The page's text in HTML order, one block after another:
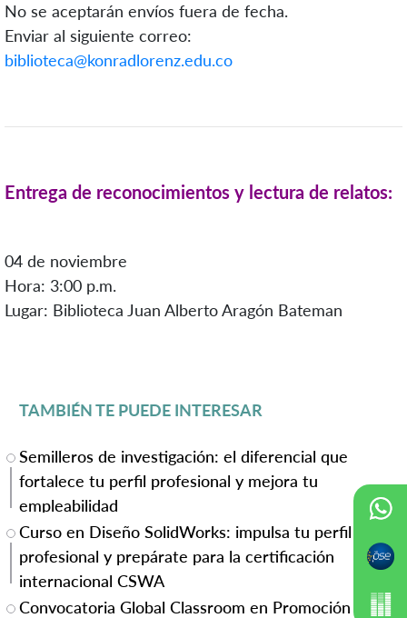
No se aceptarán envíos fuera de fecha.
Enviar al siguiente correo:
biblioteca@konradlorenz.edu.co
Entrega de reconocimientos y lectura de relatos:
04 de noviembre
Hora: 3:00 p.m.
Lugar: Biblioteca Juan Alberto Aragón Bateman
TAMBIÉN TE PUEDE INTERESAR
Semilleros de investigación: el diferencial que
fortalece tu perfil profesional y mejora tu
empleabilidad
Curso en Diseño SolidWorks: impulsa tu perfil
profesional y prepárate para la certificación
internacional CSWA
Convocatoria Global Classroom en Promoción y